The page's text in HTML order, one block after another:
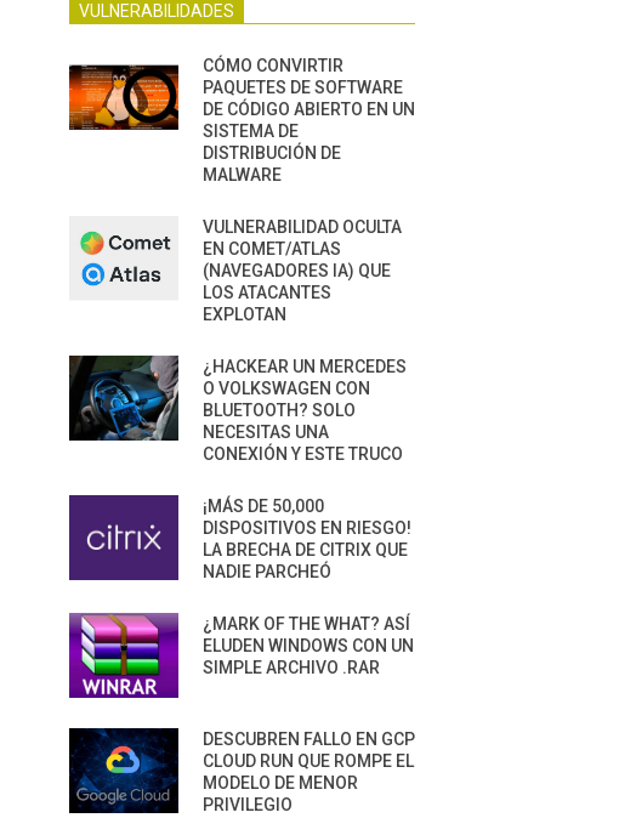
VULNERABILIDADES
CÓMO CONVIRTIR
PAQUETES DE SOFTWARE
DE CÓDIGO ABIERTO EN UN
SISTEMA DE
DISTRIBUCIÓN DE
MALWARE
VULNERABILIDAD OCULTA
EN COMET/ATLAS
(NAVEGADORES IA) QUE
LOS ATACANTES
EXPLOTAN
¿HACKEAR UN MERCEDES
O VOLKSWAGEN CON
BLUETOOTH? SOLO
NECESITAS UNA
CONEXIÓN Y ESTE TRUCO
¡MÁS DE 50,000
DISPOSITIVOS EN RIESGO!
LA BRECHA DE CITRIX QUE
NADIE PARCHEÓ
¿MARK OF THE WHAT? ASÍ
ELUDEN WINDOWS CON UN
SIMPLE ARCHIVO .RAR
DESCUBREN FALLO EN GCP
CLOUD RUN QUE ROMPE EL
MODELO DE MENOR
PRIVILEGIO